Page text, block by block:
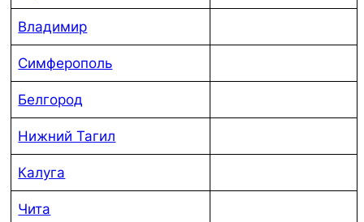
Владимир
Симферополь
Белгород
Нижний Тагил
Калуга
Чита